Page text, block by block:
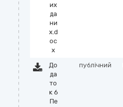
их
да
ни
х.d
oc
x
До
да
то
к 6
Пе
публічний